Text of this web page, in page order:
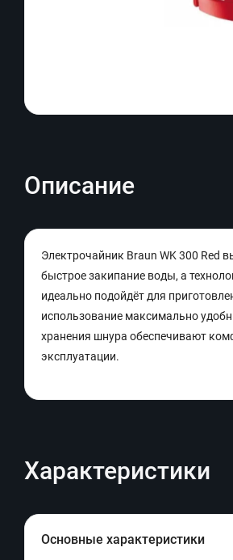
Описание
Электрочайник Braun WK 300 Red
быстрое закипание воды, а
идеально подойдёт для
использование максимально
хранения шнура обеспечивают
эксплуатации.
Характеристики
Основные характеристики